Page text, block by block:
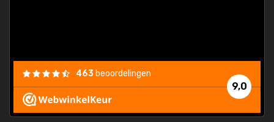
9,0
463 beoordelingen